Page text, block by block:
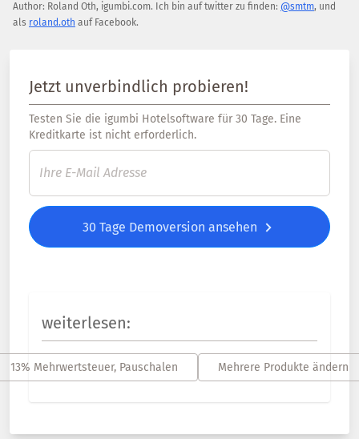
Author: Roland Oth, igumbi.com. Ich bin auf twitter zu finden: @smtm, und
als roland.oth auf Facebook.
Jetzt unverbindlich probieren!
Testen Sie die igumbi Hotelsoftware für 30 Tage. Eine
Kreditkarte ist nicht erforderlich.
30 Tage Demoversion ansehen
weiterlesen:
13% Mehrwertsteuer, Pauschalen Mehrere Produkte ändern